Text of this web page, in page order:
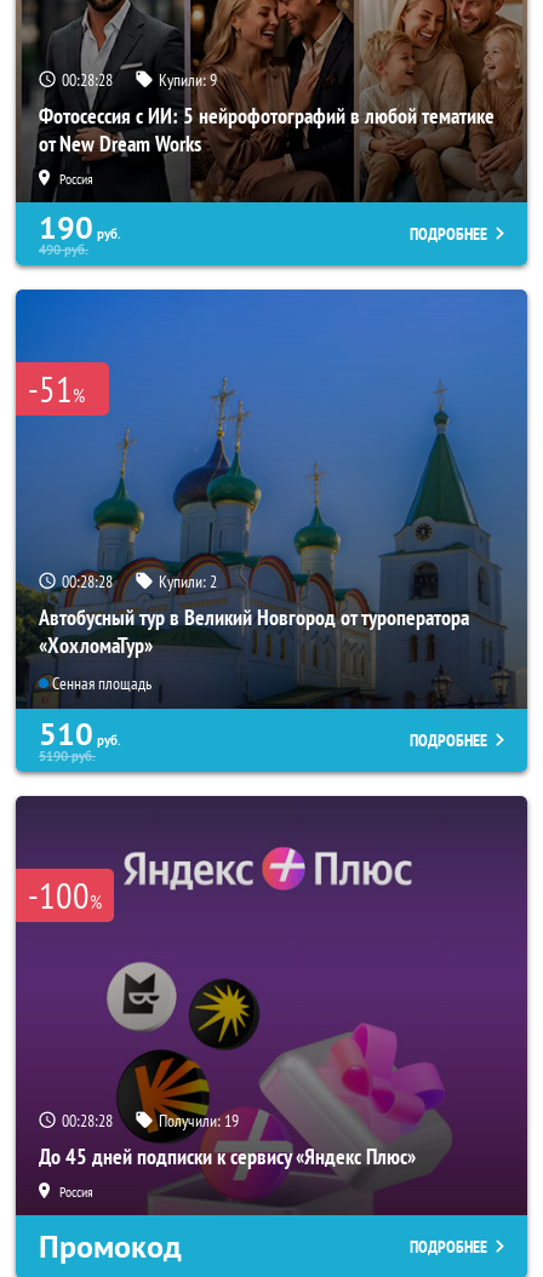
00:28:25 Купили:9
Фотосессия с ИИ: 5 нейрофотографий в любой тематике
от New Dream Works
Россия
190 руб.
490руб.
ПОДРОБНЕЕ
-51%
00:28:25 Купили: 2
Автобусный тур в Великий Новгород от туроператора
«ХохломаТур»
Сенная площадь
510 руб.
5190руб.
ПОДРОБНЕЕ
-100%
00:28:25 Получили:19
До 45 дней подписки к сервису «Яндекс Плюс»
Россия
Промокод ПОДРОБНЕЕ